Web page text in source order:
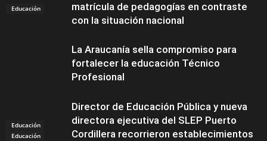
Educación
matrícula de pedagogías en contraste
con la situación nacional
Educación
La Araucanía sella compromiso para
fortalecer la educación Técnico
Profesional
Educación
Director de Educación Pública y nueva
directora ejecutiva del SLEP Puerto
Cordillera recorrieron establecimientos